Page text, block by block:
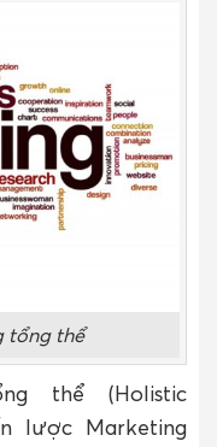
tổng thể
thể (Holistic
lược Marketing